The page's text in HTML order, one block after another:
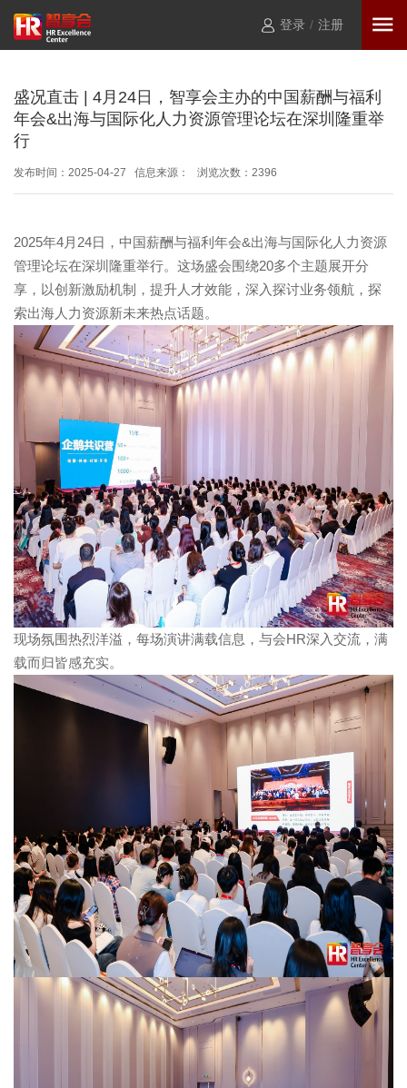
登录 / 注册
盛况直击 | 4月24日，智享会主办的中国薪酬与福利
年会&出海与国际化人力资源管理论坛在深圳隆重举
行
发布时间：2025-04-27 信息来源： 浏览次数： 2396
2025年4月24日，中国薪酬与福利年会&出海与国际化人力资源
管理论坛在深圳隆重举行。这场盛会围绕20多个主题展开分
享，以创新激励机制，提升人才效能，深入探讨业务领航，探
索出海人力资源新未来热点话题。
现场氛围热烈洋溢，每场演讲满载信息，与会HR深入交流，满
载而归皆感充实。